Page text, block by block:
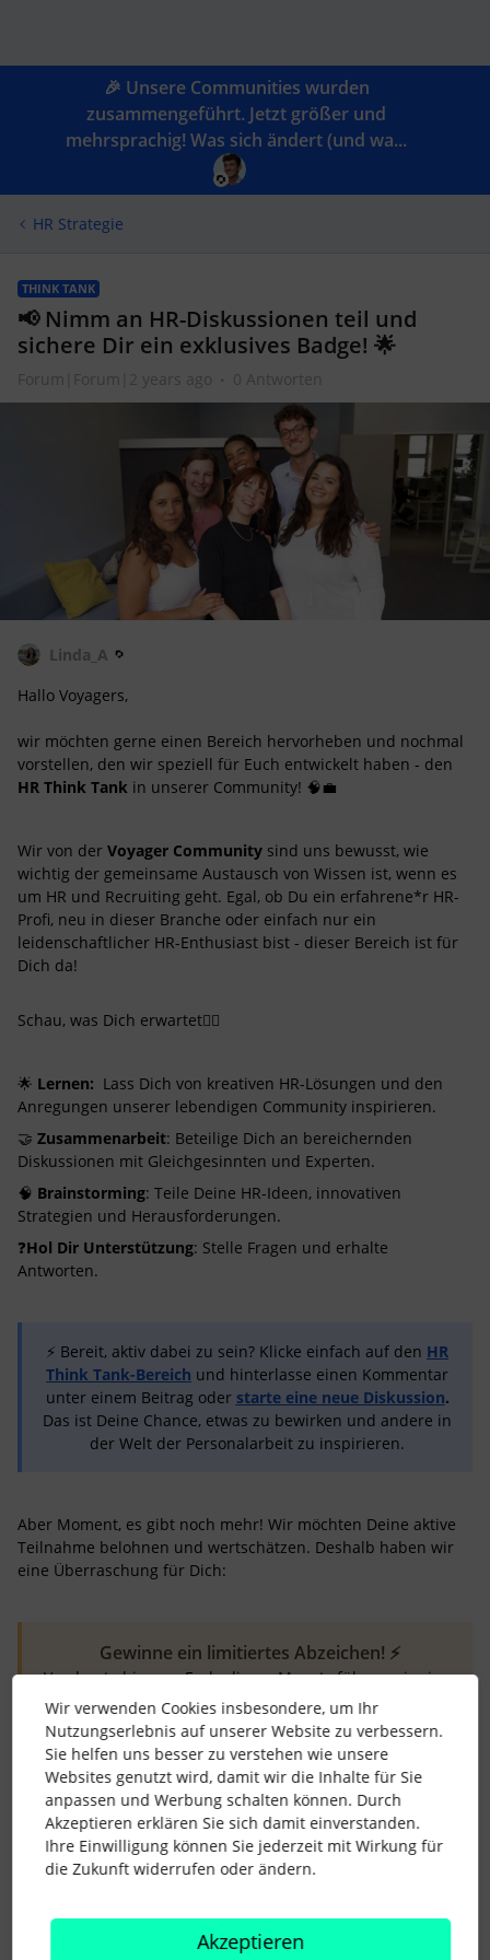
🎉 Unsere Communities wurden
zusammengeführt. Jetzt größer und
mehrsprachig! Was sich ändert (und wa...
HR Strategie
THINK TANK
📢 Nimm an HR-Diskussionen teil und
sichere Dir ein exklusives Badge! 🌟
Forum|Forum|2 years ago 0 Antworten
Linda_A
Hallo Voyagers,
wir möchten gerne einen Bereich hervorheben und nochmal
vorstellen, den wir speziell für Euch entwickelt haben - den
HR Think Tank in unserer Community! 🧠💼
Wir von der Voyager Community sind uns bewusst, wie
wichtig der gemeinsame Austausch von Wissen ist, wenn es
um HR und Recruiting geht. Egal, ob Du ein erfahrene*r HR-
Profi, neu in dieser Branche oder einfach nur ein
leidenschaftlicher HR-Enthusiast bist - dieser Bereich ist für
Dich da!
Schau, was Dich erwartet👇🏻
🌟 Lernen: Lass Dich von kreativen HR-Lösungen und den
Anregungen unserer lebendigen Community inspirieren.
🤝 Zusammenarbeit: Beteilige Dich an bereichernden
Diskussionen mit Gleichgesinnten und Experten.
🧠 Brainstorming: Teile Deine HR-Ideen, innovativen
Strategien und Herausforderungen.
❓Hol Dir Unterstützung: Stelle Fragen und erhalte
Antworten.
⚡ Bereit, aktiv dabei zu sein? Klicke einfach auf den HR
Think Tank-Bereich und hinterlasse einen Kommentar
unter einem Beitrag oder starte eine neue Diskussion.
Das ist Deine Chance, etwas zu bewirken und andere in
der Welt der Personalarbeit zu inspirieren.
Aber Moment, es gibt noch mehr! Wir möchten Deine aktive
Teilnahme belohnen und wertschätzen. Deshalb haben wir
eine Überraschung für Dich:
Gewinne ein limitiertes Abzeichen! ⚡️
Von heute bis zum Ende dieses Monats führen wir eine
besondere Aktion durch. Jeder, der*die im HR Think
Tank einen Beitrag oder Kommentar verfasst, erhält ein
einzigartiges und exklusives "Gedankenblitz"-Abzeichen
für das persönliche Profil.
⚡️ Teilen ist uns wichtig, egal ob es sich umDiskussionen,
wertvolleTipps,inspirierendeGeschichten, Fragen
⚡ Nutze diese Gelegenheit, um Dich in der Personio Voyager
Wir verwenden Cookies insbesondere, um Ihr
Nutzungserlebnis auf unserer Website zu verbessern.
Sie helfen uns besser zu verstehen wie unsere
Websites genutzt wird, damit wir die Inhalte für Sie
anpassen und Werbung schalten können. Durch
Akzeptieren erklären Sie sich damit einverstanden.
Ihre Einwilligung können Sie jederzeit mit Wirkung für
die Zukunft widerrufen oder ändern.
Akzeptieren